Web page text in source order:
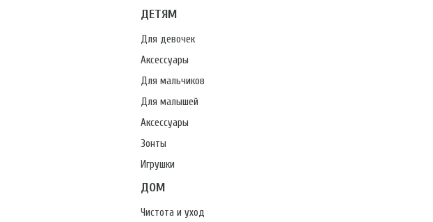
ДЕТЯМ
Для девочек
Аксессуары
Для мальчиков
Для малышей
Аксессуары
Зонты
Игрушки
ДОМ
Чистота и уход